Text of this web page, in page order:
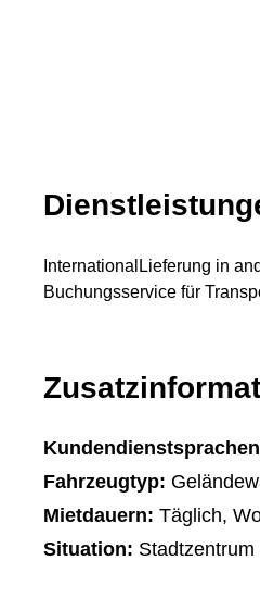
International Lieferung in
Buchungsservice für
Fahrzeugtyp:
Mietdauern: Täglich,
Situation: Stadtzentrum